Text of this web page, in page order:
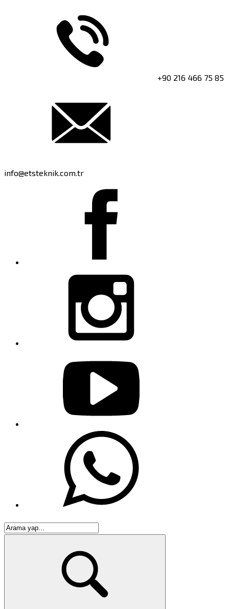
+90 216 466 75 85
info@etsteknik.com.tr